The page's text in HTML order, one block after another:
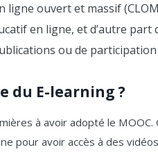
ligne ouvert et massif
en ligne, et d’autre
ou de participation
du E-learning ?
à avoir adopté le
pour avoir accès à des